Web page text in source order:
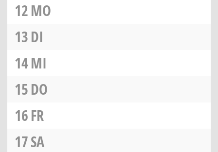
12MO
13DI
14MI
15DO
16FR
17SA